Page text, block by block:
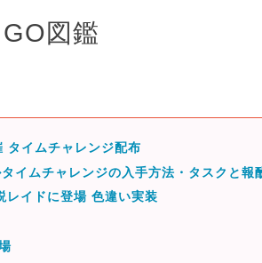
図鑑
タイムチャレンジ配布
イムチャレンジの入手方法・タスクと報
レイドに登場 色違い実装